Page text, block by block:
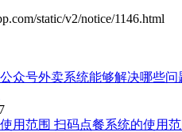
static/v2/notice/1146.html
扫码点餐系统的使用范